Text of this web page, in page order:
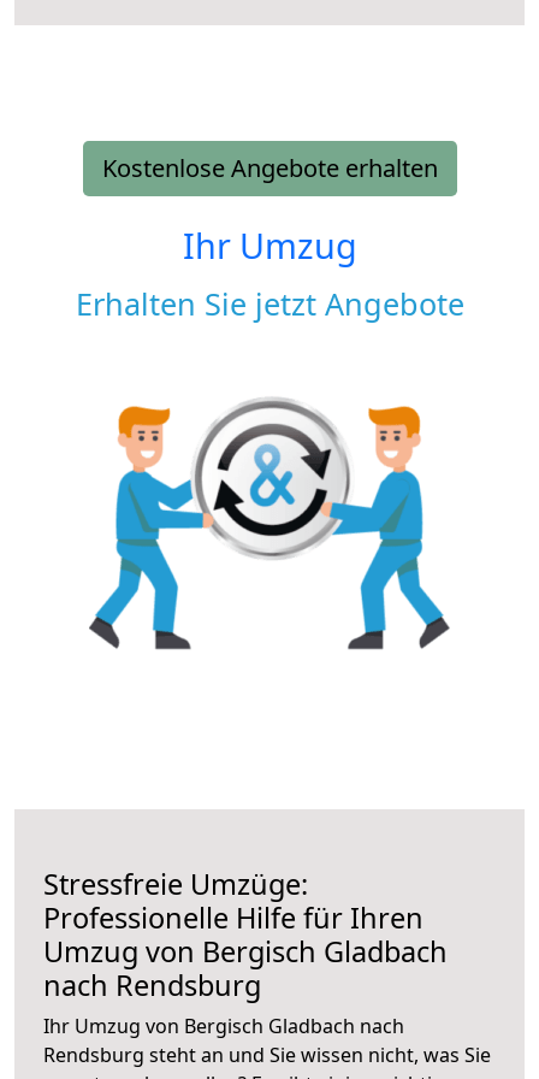
Kostenlose Angebote erhalten
Ihr Umzug
Erhalten Sie jetzt Angebote
Stressfreie Umzüge:
Professionelle Hilfe für Ihren
Umzug von Bergisch Gladbach
nach Rendsburg
Ihr Umzug von Bergisch Gladbach nach
Rendsburg steht an und Sie wissen nicht, was Sie